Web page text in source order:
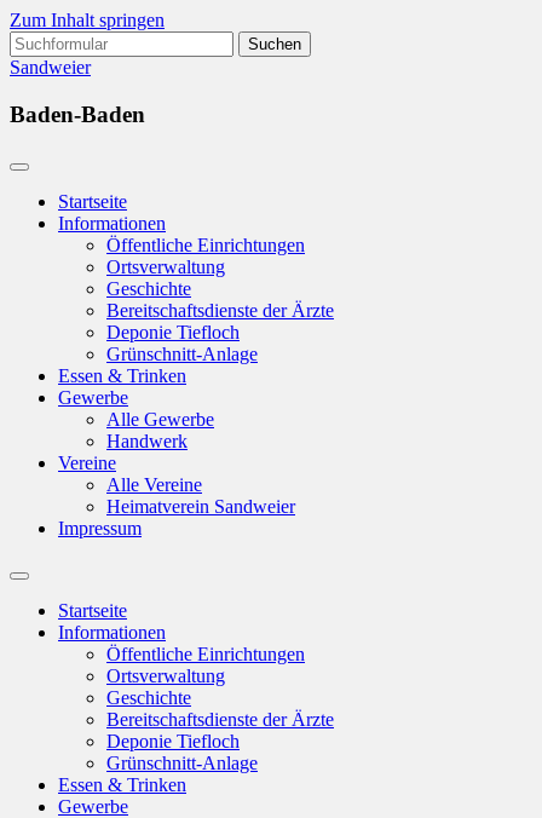
Zum Inhalt springen
Suchen
nach:
Sandweier
Baden-Baden
Startseite
Informationen
Öffentliche Einrichtungen
Ortsverwaltung
Geschichte
Bereitschaftsdienste der Ärzte
Deponie Tiefloch
Grünschnitt-Anlage
Essen & Trinken
Gewerbe
Alle Gewerbe
Handwerk
Vereine
Alle Vereine
Heimatverein Sandweier
Impressum
Suchfeld
ein-/ausblenden
Startseite
Informationen
Öffentliche Einrichtungen
Ortsverwaltung
Geschichte
Bereitschaftsdienste der Ärzte
Deponie Tiefloch
Grünschnitt-Anlage
Essen & Trinken
Gewerbe